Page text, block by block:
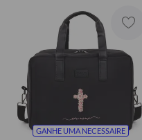
GANHE UMA NECESSAIRE